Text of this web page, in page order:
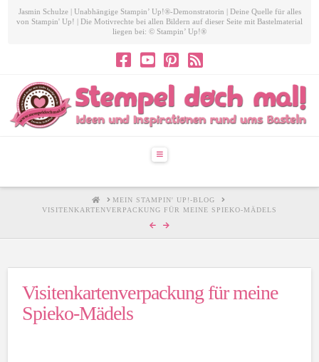
Jasmin Schulze | Unabhängige Stampin’ Up!®-Demonstratorin | Deine Quelle für alles
von Stampin' Up! | Die Motivrechte bei allen Bildern auf dieser Seite mit Bastelmaterial
liegen bei: © Stampin’ Up!®
Navigation
HOMEMEIN STAMPIN' UP!-BLOG
VISITENKARTENVERPACKUNG FÜR MEINE SPIEKO-MÄDELS
Visitenkartenverpackung für meine
Spieko-Mädels